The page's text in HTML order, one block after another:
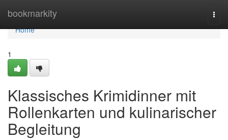
bookmarkity
Home
Home
1
Klassisches Krimidinner mit
Rollenkarten und kulinarischer
Begleitung